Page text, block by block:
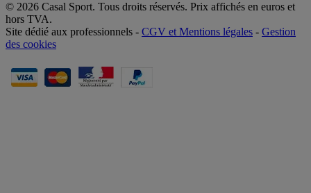
© 2026 Casal Sport. Tous droits réservés. Prix affichés en euros et
hors TVA.
Site dédié aux professionnels - CGV et Mentions légales - Gestion
des cookies